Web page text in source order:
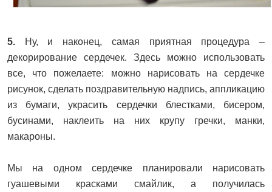
5. Ну, и наконец, самая приятная процедура –
декорирование сердечек. Здесь можно использовать
все, что пожелаете: можно нарисовать на сердечке
рисунок, сделать поздравительную надпись, аппликацию
из бумаги, украсить сердечки блестками, бисером,
бусинами, наклеить на них крупу гречки, манки,
макароны.
Мы на одном сердечке планировали нарисовать
гуашевыми красками смайлик, а получилась